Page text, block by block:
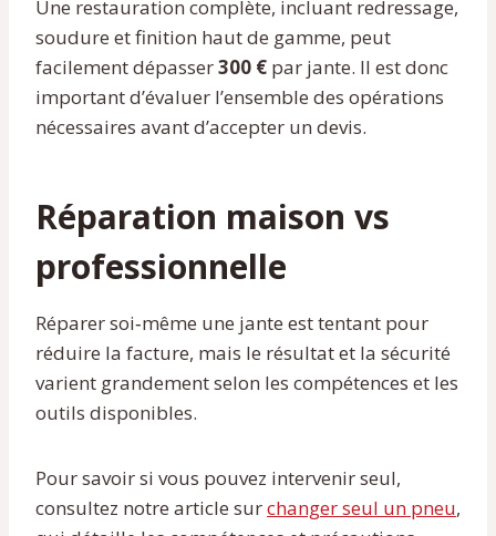
Une restauration complète, incluant redressage,
soudure et finition haut de gamme, peut
facilement dépasser300 € par jante. Il est donc
important d’évaluer l’ensemble des opérations
nécessaires avant d’accepter un devis.
Réparation maison vs
professionnelle
Réparer soi‑même une jante est tentant pour
réduire la facture, mais le résultat et la sécurité
varient grandement selon les compétences et les
outils disponibles.
Pour savoir si vous pouvez intervenir seul,
consultez notre article surchanger seul un pneu,